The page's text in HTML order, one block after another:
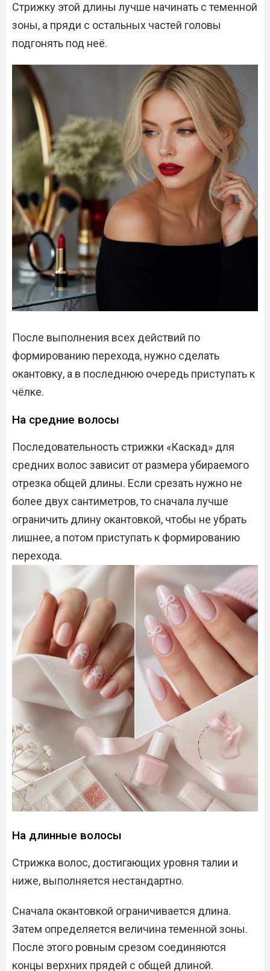
Стрижку этой длины лучше начинать с теменной
зоны, а пряди с остальных частей головы
подгонять под неё.
После выполнения всех действий по
формированию перехода, нужно сделать
окантовку, а в последнюю очередь приступать к
чёлке.
На средние волосы
Последовательность стрижки «Каскад» для
средних волос зависит от размера убираемого
отрезка общей длины. Если срезать нужно не
более двух сантиметров, то сначала лучше
ограничить длину окантовкой, чтобы не убрать
лишнее, а потом приступать к формированию
перехода.
На длинные волосы
Стрижка волос, достигающих уровня талии и
ниже, выполняется нестандартно.
Сначала окантовкой ограничивается длина.
Затем определяется величина теменной зоны.
После этого ровным срезом соединяются
концы верхних прядей с общей длиной.